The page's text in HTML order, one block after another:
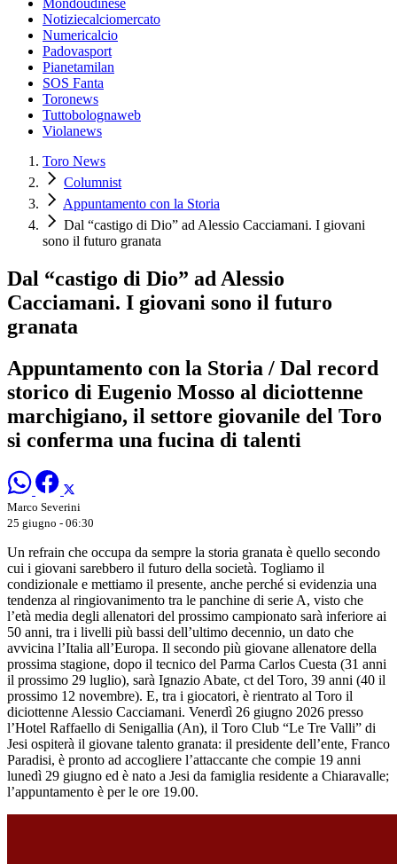
Mondoudinese
Notiziecalciomercato
Numericalcio
Padovasport
Pianetamilan
SOS Fanta
Toronews
Tuttobolognaweb
Violanews
Toro News
Columnist
Appuntamento con la Storia
Dal “castigo di Dio” ad Alessio Cacciamani. I giovani
sono il futuro granata
Dal “castigo di Dio” ad Alessio
Cacciamani. I giovani sono il futuro
granata
Appuntamento con la Storia / Dal record
storico di Eugenio Mosso al diciottenne
marchigiano, il settore giovanile del Toro
si conferma una fucina di talenti
Marco Severini
25 giugno - 06:30
Un refrain che occupa da sempre la storia granata è quello secondo
cui i giovani sarebbero il futuro della società. Togliamo il
condizionale e mettiamo il presente, anche perché si evidenzia una
tendenza al ringiovanimento tra le panchine di serie A, visto che
l’età media degli allenatori del prossimo campionato sarà inferiore ai
50 anni, tra i livelli più bassi dell’ultimo decennio, un dato che
avvicina l’Italia all’Europa. Il secondo più giovane allenatore della
prossima stagione, dopo il tecnico del Parma Carlos Cuesta (31 anni
il prossimo 29 luglio), sarà Ignazio Abate, ct del Toro, 39 anni (40 il
prossimo 12 novembre). E, tra i giocatori, è rientrato al Toro il
diciottenne Alessio Cacciamani. Venerdì 26 giugno 2026 presso
l’Hotel Raffaello di Senigallia (An), il Toro Club “Le Tre Valli” di
Jesi ospiterà il giovane talento granata: il presidente dell’ente, Franco
Paradisi, è pronto ad accogliere l’attaccante che compie 19 anni
lunedì 29 giugno ed è nato a Jesi da famiglia residente a Chiaravalle;
l’appuntamento è per le ore 19.00.